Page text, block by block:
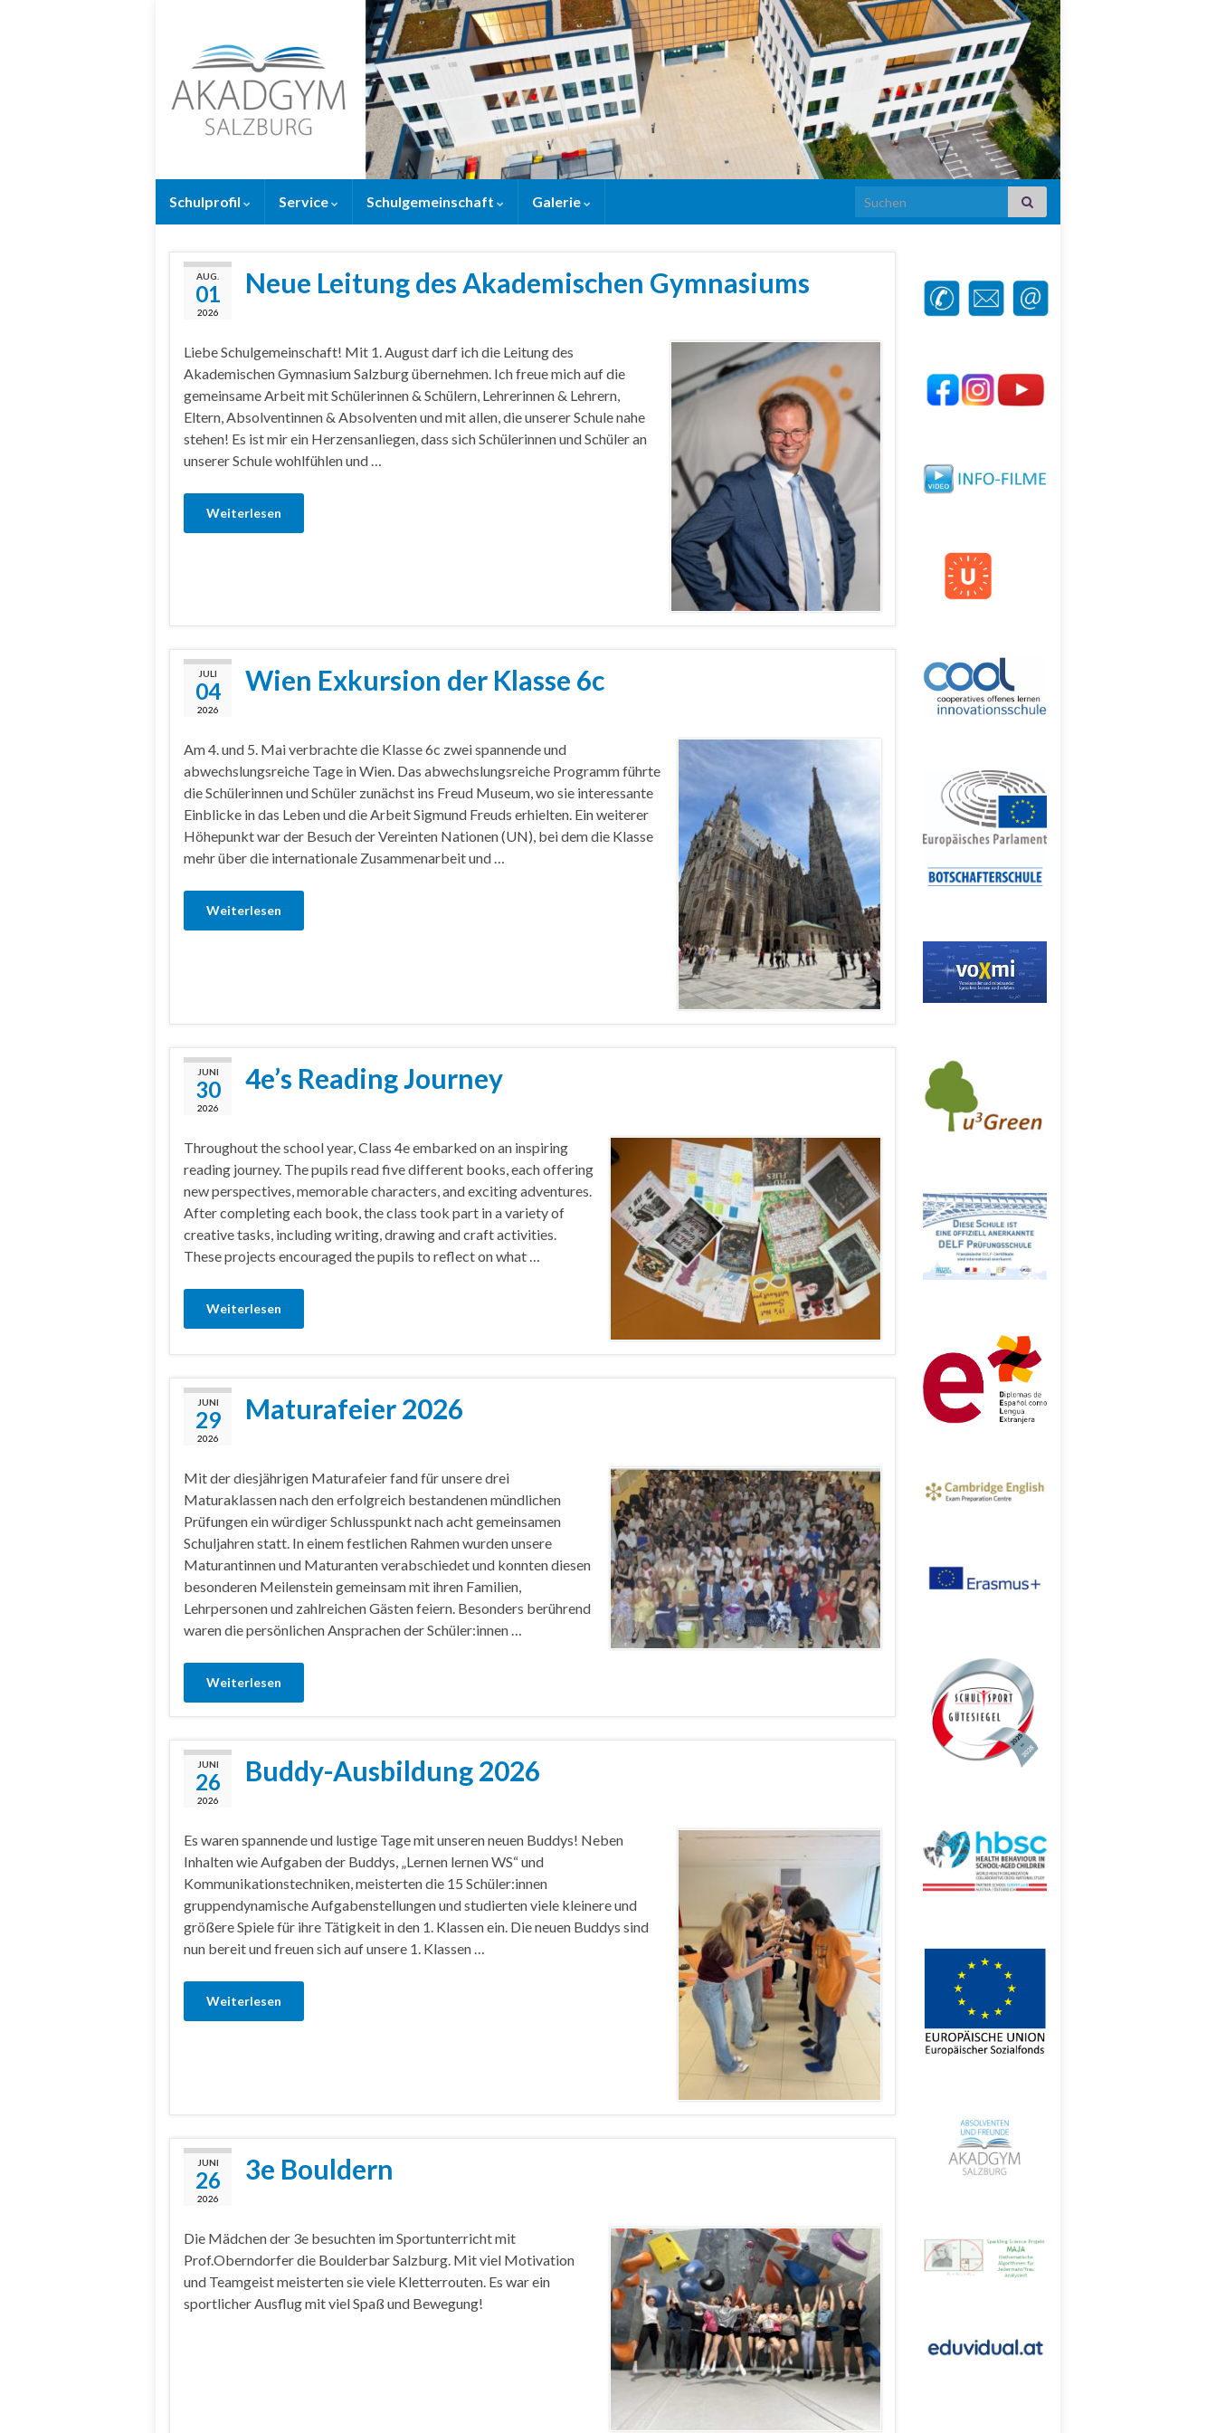
Schulprofil Service Schulgemeinschaft Galerie Search for:
AUG.
01
2026
Neue Leitung des Akademischen Gymnasiums
Liebe Schulgemeinschaft! Mit 1. August darf ich die Leitung des
Akademischen Gymnasium Salzburg übernehmen. Ich freue mich auf die
gemeinsame Arbeit mit Schülerinnen & Schülern, Lehrerinnen & Lehrern,
Eltern, Absolventinnen & Absolventen und mit allen, die unserer Schule nahe
stehen! Es ist mir ein Herzensanliegen, dass sich Schülerinnen und Schüler an
unserer Schule wohlfühlen und …
Weiterlesen
JULI
04
2026
Wien Exkursion der Klasse 6c
Am 4. und 5. Mai verbrachte die Klasse 6c zwei spannende und
abwechslungsreiche Tage in Wien. Das abwechslungsreiche Programm führte
die Schülerinnen und Schüler zunächst ins Freud Museum, wo sie interessante
Einblicke in das Leben und die Arbeit Sigmund Freuds erhielten. Ein weiterer
Höhepunkt war der Besuch der Vereinten Nationen (UN), bei dem die Klasse
mehr über die internationale Zusammenarbeit und …
Weiterlesen
JUNI
30
2026
4e’s Reading Journey
Throughout the school year, Class 4e embarked on an inspiring
reading journey. The pupils read five different books, each offering
new perspectives, memorable characters, and exciting adventures.
After completing each book, the class took part in a variety of
creative tasks, including writing, drawing and craft activities.
These projects encouraged the pupils to reflect on what …
Weiterlesen
JUNI
29
2026
Maturafeier 2026
Mit der diesjährigen Maturafeier fand für unsere drei
Maturaklassen nach den erfolgreich bestandenen mündlichen
Prüfungen ein würdiger Schlusspunkt nach acht gemeinsamen
Schuljahren statt. In einem festlichen Rahmen wurden unsere
Maturantinnen und Maturanten verabschiedet und konnten diesen
besonderen Meilenstein gemeinsam mit ihren Familien,
Lehrpersonen und zahlreichen Gästen feiern. Besonders berührend
waren die persönlichen Ansprachen der Schüler:innen …
Weiterlesen
JUNI
26
2026
Buddy-Ausbildung 2026
Es waren spannende und lustige Tage mit unseren neuen Buddys! Neben
Inhalten wie Aufgaben der Buddys, „Lernen lernen WS“ und
Kommunikationstechniken, meisterten die 15 Schüler:innen
gruppendynamische Aufgabenstellungen und studierten viele kleinere und
größere Spiele für ihre Tätigkeit in den 1. Klassen ein. Die neuen Buddys sind
nun bereit und freuen sich auf unsere 1. Klassen …
Weiterlesen
JUNI
26
2026
3e Bouldern
Die Mädchen der 3e besuchten im Sportunterricht mit
Prof.Oberndorfer die Boulderbar Salzburg. Mit viel Motivation
und Teamgeist meisterten sie viele Kletterrouten. Es war ein
sportlicher Ausflug mit viel Spaß und Bewegung!